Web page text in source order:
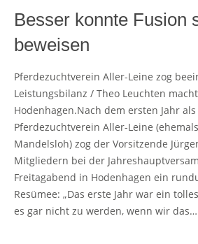
Besser konnte Fusion
beweisen
Pferdezuchtverein Aller-Leine zog
Leistungsbilanz / Theo Leuchten
Hodenhagen.Nach dem ersten Jahr
Pferdezuchtverein Aller-Leine
Mandelsloh) zog der Vorsitzende
Mitgliedern bei der
Freitagabend in Hodenhagen ein
Resümee: „Das erste Jahr war ein
es gar nicht zu werden, wenn wir das…